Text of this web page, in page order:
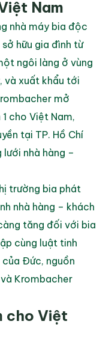
Nam
nhà máy bia độc
hữu gia đình từ
ngôi làng ở vùng
và xuất khẩu tới
mở
cho Việt Nam,
tại TP. Hồ Chí
lưới nhà hàng –
trường bia phát
nhà hàng – khách
tăng đối với bia
cùng luật tinh
của Đức, nguồn
Krombacher
cho Việt